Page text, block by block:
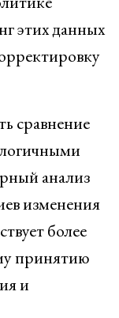
этих данных
сравнение
анализ
изменения
более
принятию
и